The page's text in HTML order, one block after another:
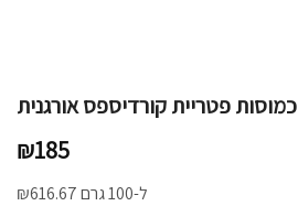
כמוסות פטריית קורדיספס אורגנית
₪185
₪616.67 ל-100 גרם